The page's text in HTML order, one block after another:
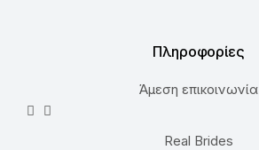
Πληροφορίες
Άμεση επικοινωνία
Real Brides